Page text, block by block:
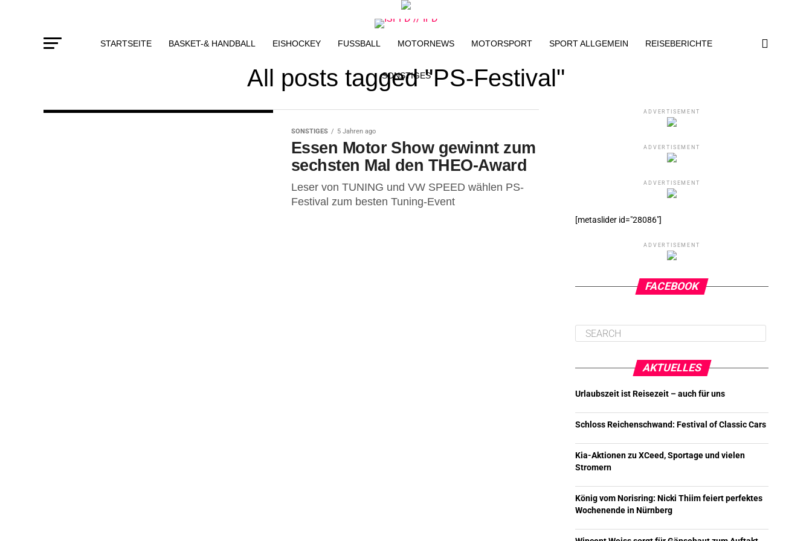
STARTSEITE BASKET-& HANDBALL EISHOCKEY FUSSBALL MOTORNEWS MOTORSPORT SPORT ALLGEMEIN REISEBERICHTE
SONSTIGES
All posts tagged "PS-Festival"
SONSTIGES 5 Jahren ago
Essen Motor Show gewinnt zum
sechsten Mal den THEO-Award
Leser von TUNING und VW SPEED wählen PS-
Festival zum besten Tuning-Event
ADVERTISEMENT
ADVERTISEMENT
ADVERTISEMENT
[metaslider id="28086"]
ADVERTISEMENT
FACEBOOK
AKTUELLES
Urlaubszeit ist Reisezeit – auch für uns
Schloss Reichenschwand: Festival of Classic Cars
Kia-Aktionen zu XCeed, Sportage und vielen
Stromern
König vom Norisring: Nicki Thiim feiert perfektes
Wochenende in Nürnberg